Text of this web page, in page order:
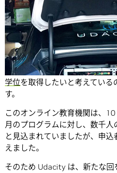
もし
Udacity (ユダシティ) で
学位を取得したいと考えている
す。
このオンライン教育機関は、
月のプログラムに対し、数千
と見込まれていましたが、申
えました。
そのため Udacity は、新たな回